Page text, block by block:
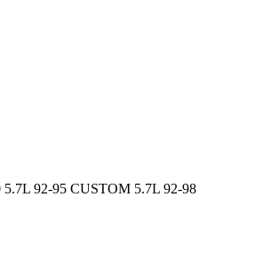
92-95 CUSTOM 5.7L 92-98